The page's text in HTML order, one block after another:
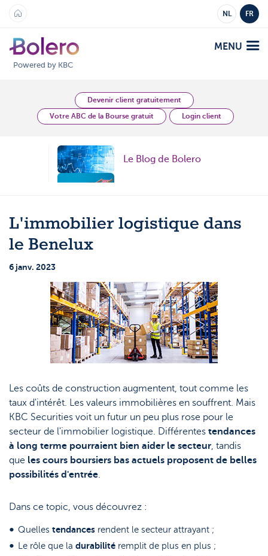
NL FR
Powered by KBC
MENU
Analyses et Vision
Produits
Produits
Tarifs
Support
Documents
Questions fréquemment posées
Devenir client gratuitement
Votre ABC de la Bourse gratuit
Login client
Le Blog de Bolero
Topic
Le monde des ETF
Nos analystes
L'immobilier logistique dans
le Benelux
6 janv. 2023
Les coûts de construction augmentent, tout comme les
taux d'intérêt. Les valeurs immobilières en souffrent. Mais
KBC Securities voit un futur un peu plus rose pour le
secteur de l'immobilier logistique. Différentes tendances
à long terme pourraient bien aider le secteur, tandis
que les cours boursiers bas actuels proposent de belles
possibilités d'entrée.
Dans ce topic, vous découvrez :
Quelles tendances rendent le secteur attrayant ;
Le rôle que la durabilité remplit de plus en plus ;